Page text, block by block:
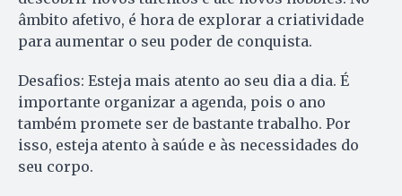
âmbito afetivo, é hora de explorar a criatividade
para aumentar o seu poder de conquista.
Desafios: Esteja mais atento ao seu dia a dia. É
importante organizar a agenda, pois o ano
também promete ser de bastante trabalho. Por
isso, esteja atento à saúde e às necessidades do
seu corpo.